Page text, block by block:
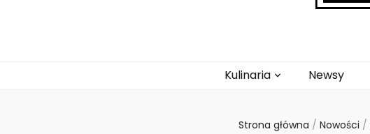
Kulinaria Newsy
Strona główna / Nowości /